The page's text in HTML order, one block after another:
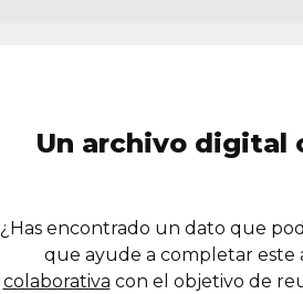
Un archivo digital
¿Has encontrado un dato que
que ayude a completar este
colaborativa con el objetivo de